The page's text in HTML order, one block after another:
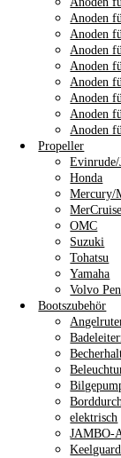
Anoden
Anoden
Anoden
Anoden
Anoden
Anoden
Anoden
Anoden
Propeller
Evinrude/
Honda
Mercury/
OMC
Suzuki
Tohatsu
Yamaha
Volvo
Bootszubehör
elektrisch
JAMBO-
Keelguard